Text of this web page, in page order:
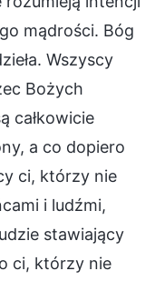
mądrości. Bóg
Wszyscy
Bożych
całkowicie
a co dopiero
ci, którzy nie
i ludźmi,
stawiający
ci, którzy nie